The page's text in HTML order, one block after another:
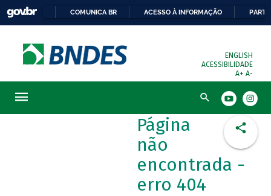
COMUNICA BR ACESSO À INFORMAÇÃO
ENGLISH
ACESSIBILIDADE
A+ A-
Busca
Página
não
encontrada -
erro 404